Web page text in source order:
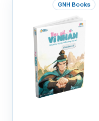
GNH Books